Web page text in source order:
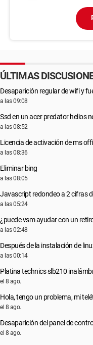
ÚLTIMAS
Desaparición regular de wifi y
a las 09:08
Ssd en un acer predator helios
a las 08:52
Licencia de activación de ms
a las 08:36
Eliminar bing
a las 08:05
Javascript redondeo a 2 cifras
a las 05:24
¿puede vsm ayudar con un
a las 02:48
Después de la instalación de
a las 00:14
Platina technics slb210
el 8 ago.
Hola, tengo un problema, mi
el 8 ago.
Desaparición del panel de
el 8 ago.